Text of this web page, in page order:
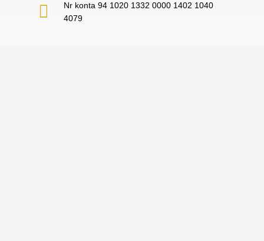
Nr konta 94 1020 1332 0000 1402 1040
4079